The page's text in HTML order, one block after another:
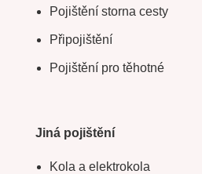
Pojištění storna cesty
Připojištění
Pojištění pro těhotné
Jiná pojištění
Kola a elektrokola